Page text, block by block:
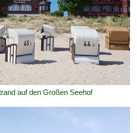
auf den Großen Seehof